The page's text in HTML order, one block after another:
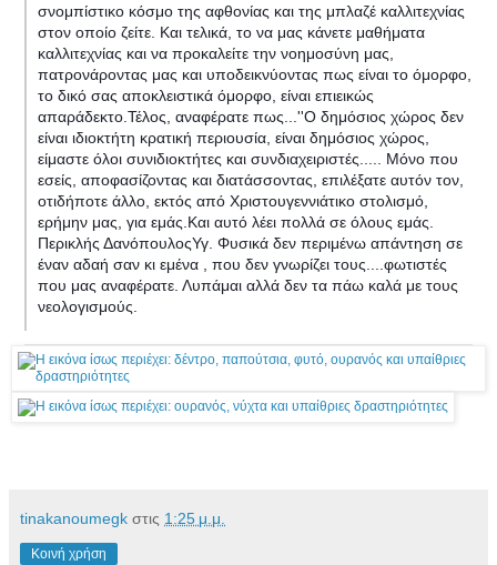
σνομπίστικο κόσμο της αφθονίας και της μπλαζέ καλλιτεχνίας
στον οποίο ζείτε. Και τελικά, το να μας κάνετε μαθήματα
καλλιτεχνίας και να προκαλείτε την νοημοσύνη μας,
πατρονάροντας μας και υποδεικνύοντας πως είναι το όμορφο,
το δικό σας αποκλειστικά όμορφο, είναι επιεικώς
απαράδεκτο.Τέλος, αναφέρατε πως...''Ο δημόσιος χώρος δεν
είναι ιδιοκτήτη κρατική περιουσία, είναι δημόσιος χώρος,
είμαστε όλοι συνιδιοκτήτες και συνδιαχειριστές..... Μόνο που
εσείς, αποφασίζοντας και διατάσσοντας, επιλέξατε αυτόν τον,
οτιδήποτε άλλο, εκτός από Χριστουγεννιάτικο στολισμό,
ερήμην μας, για εμάς.Και αυτό λέει πολλά σε όλους εμάς.
Περικλής ΔανόπουλοςΥγ. Φυσικά δεν περιμένω απάντηση σε
έναν αδαή σαν κι εμένα , που δεν γνωρίζει τους....φωτιστές
που μας αναφέρατε. Λυπάμαι αλλά δεν τα πάω καλά με τους
νεολογισμούς.
tinakanoumegk στις 1:25 μ.μ.
Κοινή χρήση